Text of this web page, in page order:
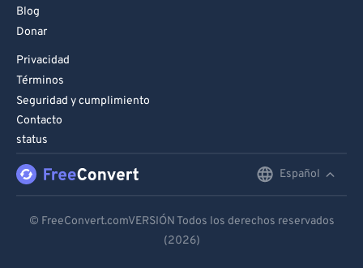
Blog
Donar
Privacidad
Términos
Seguridad y cumplimiento
Contacto
status
Español
Español
© FreeConvert.comVERSIÓN Todos los derechos reservados
(2026)